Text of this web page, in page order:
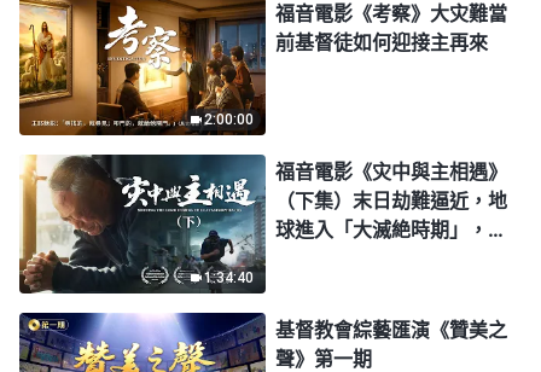
2:00:00
福音電影《考察》大灾難當
前基督徒如何迎接主再來
1:34:40
福音電影《灾中與主相遇》
（下集）末日劫難逼近，地
球進入「大滅絶時期」，人
基督教會綜藝匯演《贊美之
聲》第一期